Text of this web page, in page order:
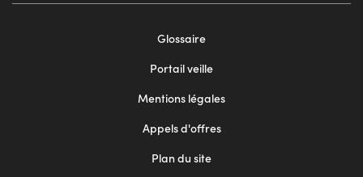
Glossaire
Portail veille
Mentions légales
Appels d'offres
Plan du site